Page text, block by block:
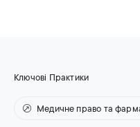
Ключові Практики
Медичне право та